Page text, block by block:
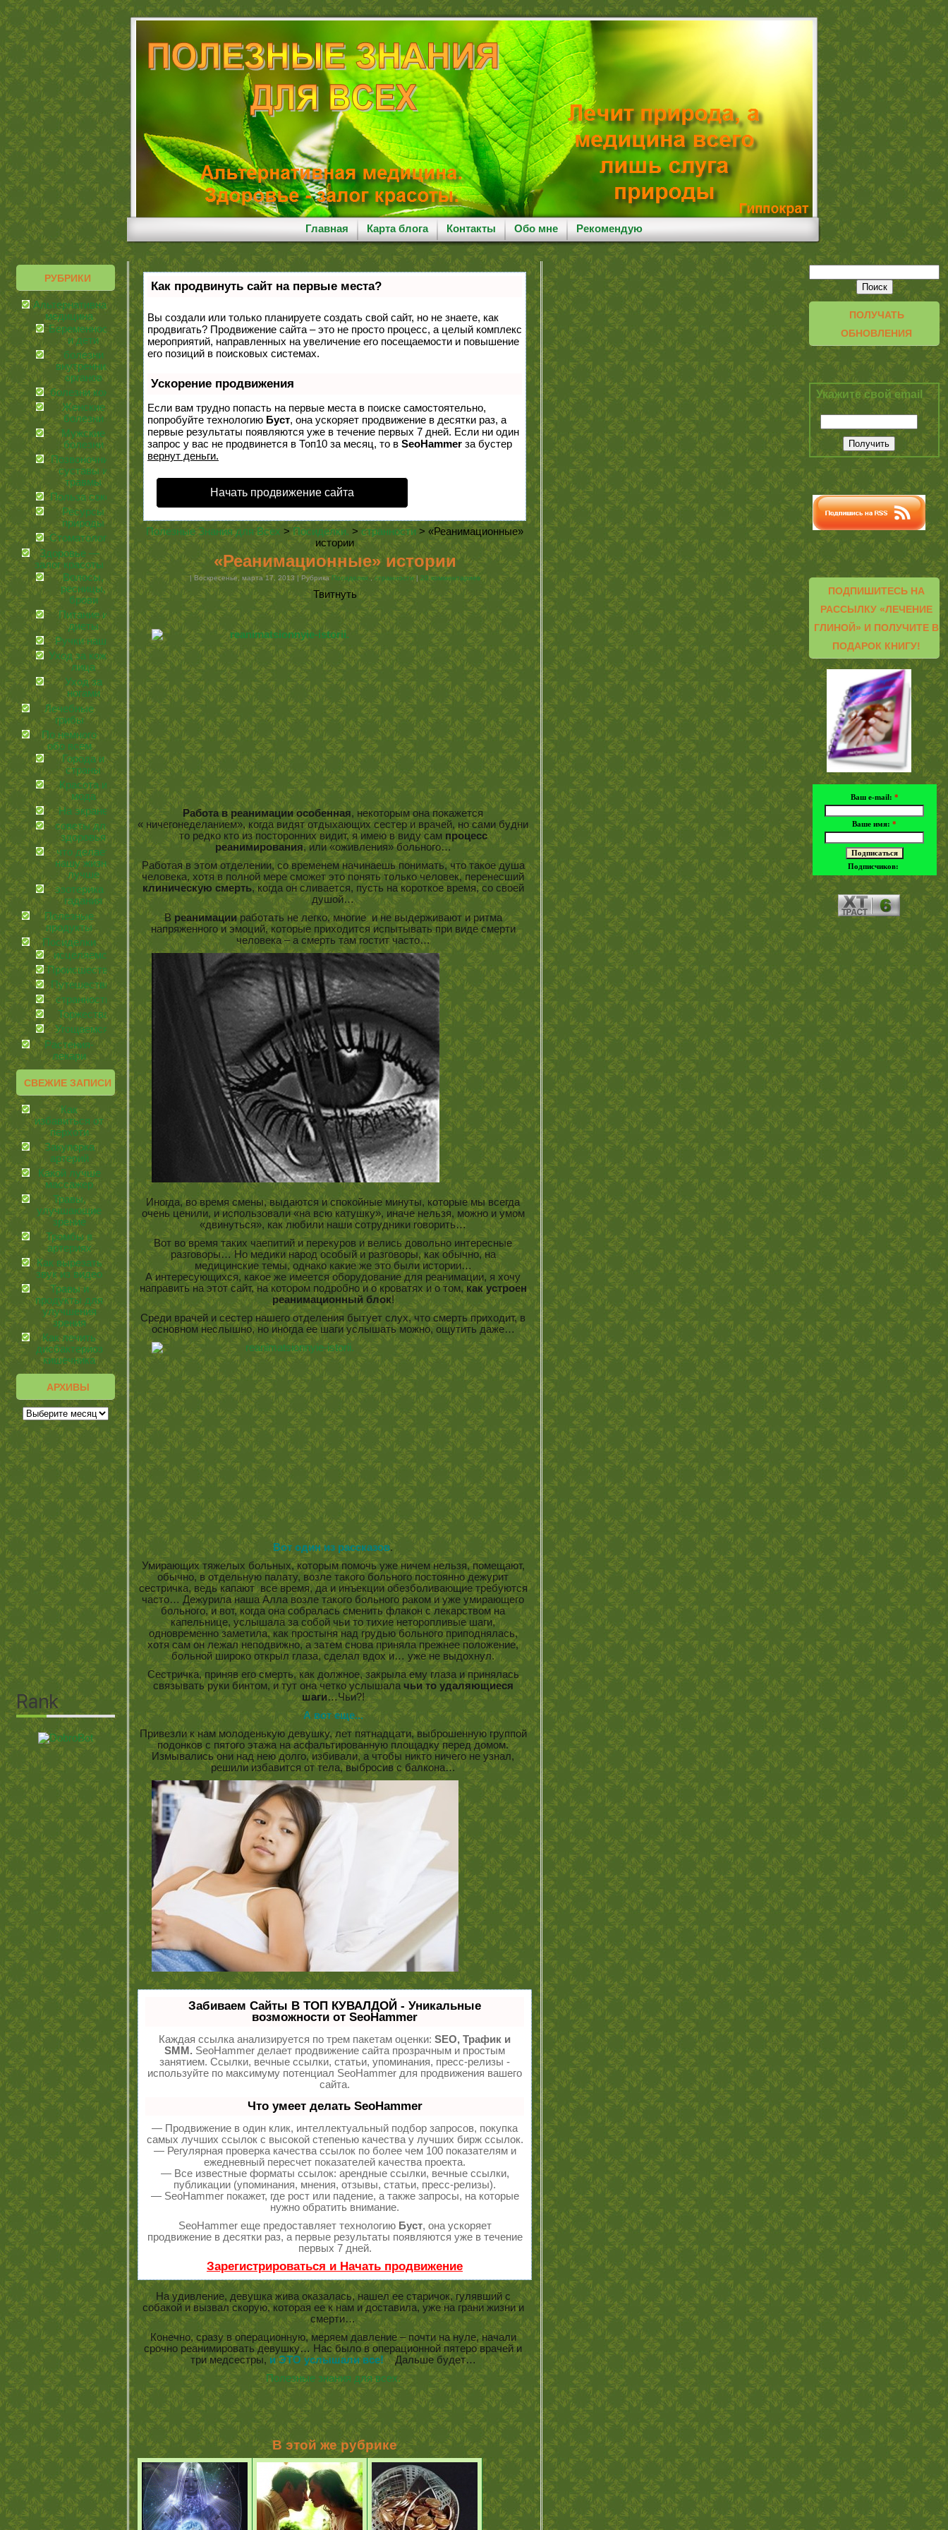
Главная Карта блога Контакты Обо мне Рекомендую
РУБРИКИ
Альтернативная
медицина
Беременность
и дети
болезни
внутренних
органов
болезни кожи
Женские
болезни
Мужские
болезни
Позвоночник,
суставы и
травмы
Польза соков
Ресурсы
природы
Стоматология
Здоровье —
залог красоты
Волосы,
ресницы,
брови
Питание и
диеты
Ручки наши
Уход за кожей
лица
Уход за
ногами
Лечебные
грибы
По немного
обо всем
Города и
страны
Красота и
мода
На экране
советы для
здоровья
что делает
нашу жизнь
лучше
эзотерика и
гадания
Полезные
продукты
Посиделки
иcцеляемся
Происшествия
Путешествия
странности
Торжества
Угощаемся!
Растения-
лекари
СВЕЖИЕ ЗАПИСИ
Как
избавиться от
перхоти
Закупорка
артерий
Какой лучше
массажер
Травы,
улучшающие
зрение
Тромбы в
артериях
Как вырезать
звук из видео
Травы и
продукты для
улучшения
зрения
Как лечить
дисбактериоз
кишечника
АРХИВЫ
Как продвинуть сайт на первые места?
Вы создали или только планируете создать свой сайт, но не знаете, как
продвигать? Продвижение сайта – это не просто процесс, а целый комплекс
мероприятий, направленных на увеличение его посещаемости и повышение
его позиций в поисковых системах.
Ускорение продвижения
Если вам трудно попасть на первые места в поиске самостоятельно,
попробуйте технологию Буст, она ускоряет продвижение в десятки раз, а
первые результаты появляются уже в течение первых 7 дней. Если ни один
запрос у вас не продвинется в Топ10 за месяц, то в SeoHammer за бустер
вернут деньги.
Начать продвижение сайта
Полезные Знания для Всех >Посиделки. > странности > «Реанимационные»
истории
«Реанимационные» истории
| Воскресенье, марта 17, 2013 | Рубрика Посиделки.,странности | 20 комментариев
Твитнуть
Работа в реанимации особенная, некоторым она покажется
« ничегонеделанием», когда видят отдыхающих сестер и врачей, но сами будни
то редко кто из посторонних видит, я имею в виду сам процесс
реанимирования, или «оживления» больного…
Работая в этом отделении, со временем начинаешь понимать, что такое душа
человека, хотя в полной мере сможет это понять только человек, перенесший
клиническую смерть, когда он сливается, пусть на короткое время, со своей
душой…
В реанимацииработать не легко, многие и не выдерживают и ритма
напряженного и эмоций, которые приходится испытывать при виде смерти
человека – а смерть там гостит часто…
Иногда, во время смены, выдаются и спокойные минуты, которые мы всегда
очень ценили, и использовали «на всю катушку», иначе нельзя, можно и умом
«двинуться», как любили наши сотрудники говорить…
Вот во время таких чаепитий и перекуров и велись довольно интересные
разговоры… Но медики народ особый и разговоры, как обычно, на
медицинские темы, однако какие же это были истории…
А интересующихся, какое же имеется оборудование для реанимации, я хочу
направить на этот сайт, на котором подробно и о кроватях и о том,как устроен
реанимационный блок!
Среди врачей и сестер нашего отделения бытует слух, что смерть приходит, в
основном неслышно, но иногда ее шаги услышать можно, ощутить даже…
Вот один из рассказов.
Умирающих тяжелых больных, которым помочь уже ничем нельзя, помещают,
обычно, в отдельную палату, возле такого больного постоянно дежурит
сестричка, ведь капают все время, да и инъекции обезболивающие требуются
часто… Дежурила наша Алла возле такого больного раком и уже умирающего
больного, и вот, когда она собралась сменить флакон с лекарством на
капельнице, услышала за собой чьи то тихие неторопливые шаги,
одновременно заметила, как простыня над грудью больного приподнялась,
хотя сам он лежал неподвижно, а затем снова приняла прежнее положение,
больной широко открыл глаза, сделал вдох и… уже не выдохнул.
Сестричка, приняв его смерть, как должное, закрыла ему глаза и принялась
связывать руки бинтом, и тут она четко услышала чьи то удаляющиеся
шаги…Чьи?!
А вот еще...
Привезли к нам молоденькую девушку, лет пятнадцати, выброшенную группой
подонков с пятого этажа на асфальтированную площадку перед домом.
Измывались они над нею долго, избивали, а чтобы никто ничего не узнал,
решили избавится от тела, выбросив с балкона…
Забиваем Сайты В ТОП КУВАЛДОЙ - Уникальные
возможности от SeoHammer
Каждая ссылка анализируется по трем пакетам оценки: SEO, Трафик и
SMM. SeoHammer делает продвижение сайта прозрачным и простым
занятием. Ссылки, вечные ссылки, статьи, упоминания, пресс-релизы -
используйте по максимуму потенциал SeoHammer для продвижения вашего
сайта.
Что умеет делать SeoHammer
— Продвижение в один клик, интеллектуальный подбор запросов, покупка
самых лучших ссылок с высокой степенью качества у лучших бирж ссылок.
— Регулярная проверка качества ссылок по более чем 100 показателям и
ежедневный пересчет показателей качества проекта.
— Все известные форматы ссылок: арендные ссылки, вечные ссылки,
публикации (упоминания, мнения, отзывы, статьи, пресс-релизы).
— SeoHammer покажет, где рост или падение, а также запросы, на которые
нужно обратить внимание.
SeoHammer еще предоставляет технологию Буст, она ускоряет
продвижение в десятки раз, а первые результаты появляются уже в течение
первых 7 дней.
Зарегистрироваться и Начать продвижение
На удивление, девушка жива оказалась, нашел ее старичок, гулявший с
собакой и вызвал скорую, которая ее к нам и доставила, уже на грани жизни и
смерти…
Конечно, сразу в операционную, меряем давление – почти на нуле, начали
срочно реанимировать девушку… Нас было в операционной пятеро врачей и
три медсестры, и ЭТО услышали все! Дальше будет…
Полезные знания для всех.
В этой же рубрике
ПОЛУЧАТЬ
ОБНОВЛЕНИЯ
Укажите свой email
ПОДПИШИТЕСЬ НА
РАССЫЛКУ «ЛЕЧЕНИЕ
ГЛИНОЙ» И ПОЛУЧИТЕ В
ПОДАРОК КНИГУ!
Ваш e-mail: *
Ваше имя: *
Подписчиков: